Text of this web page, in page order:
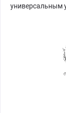
универсальным